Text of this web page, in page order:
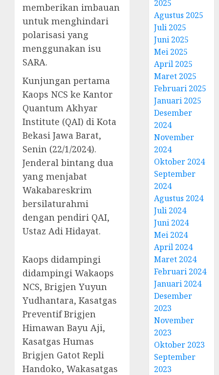
memberikan imbauan
untuk menghindari
polarisasi yang
menggunakan isu
SARA.
Kunjungan pertama
Kaops NCS ke Kantor
Quantum Akhyar
Institute (QAI) di Kota
Bekasi Jawa Barat,
Senin (22/1/2024).
Jenderal bintang dua
yang menjabat
Wakabareskrim
bersilaturahmi
dengan pendiri QAI,
Ustaz Adi Hidayat.
Kaops didampingi
didampingi Wakaops
NCS, Brigjen Yuyun
Yudhantara, Kasatgas
Preventif Brigjen
Himawan Bayu Aji,
Kasatgas Humas
Brigjen Gatot Repli
Handoko, Wakasatgas
2025
Agustus 2025
Juli 2025
Juni 2025
Mei 2025
April 2025
Maret 2025
Februari 2025
Januari 2025
Desember
2024
November
2024
Oktober 2024
September
2024
Agustus 2024
Juli 2024
Juni 2024
Mei 2024
April 2024
Maret 2024
Februari 2024
Januari 2024
Desember
2023
November
2023
Oktober 2023
September
2023